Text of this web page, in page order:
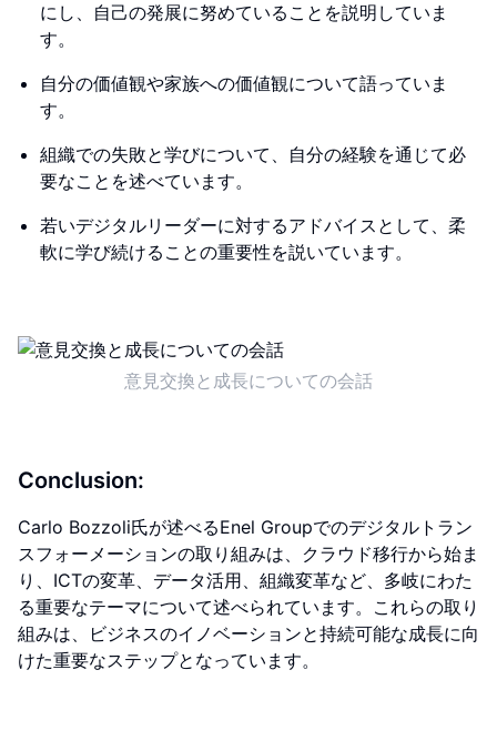
にし、自己の発展に努めていることを説明していま
す。
自分の価値観や家族への価値観について語っていま
す。
組織での失敗と学びについて、自分の経験を通じて必
要なことを述べています。
若いデジタルリーダーに対するアドバイスとして、柔
軟に学び続けることの重要性を説いています。
意見交換と成長についての会話
Conclusion:
Carlo Bozzoli氏が述べるEnel Groupでのデジタルトラン
スフォーメーションの取り組みは、クラウド移行から始ま
り、ICTの変革、データ活用、組織変革など、多岐にわた
る重要なテーマについて述べられています。これらの取り
組みは、ビジネスのイノベーションと持続可能な成長に向
けた重要なステップとなっています。